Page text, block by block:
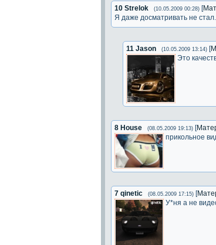
10 Strelok (10.05.2009 00:28) [
Я даже досматривать не
11 Jason (10.05.2009 13:14) [
Это
8 House (08.05.2009 19:13) [
прикольное
7 qinetic (08.05.2009 17:15) [
У*ня а не